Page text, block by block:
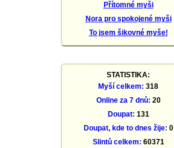
Přítomné myši
Nora pro spokojené myši
To jsem šikovné myše!
STATISTIKA:
Myší celkem: 318
Online za 7 dnů: 20
Doupat: 131
Doupat, kde to dnes žije: 0
Slintů celkem: 60371